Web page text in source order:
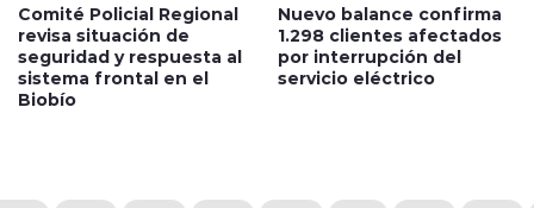
Comité Policial Regional
revisa situación de
seguridad y respuesta al
sistema frontal en el
Biobío
Nuevo balance confirma
1.298 clientes afectados
por interrupción del
servicio eléctrico